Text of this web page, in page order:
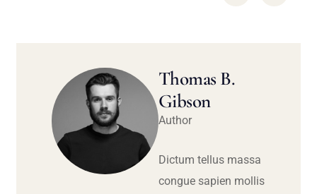
Thomas B.
Gibson
Author
Dictum tellus massa
congue sapien mollis